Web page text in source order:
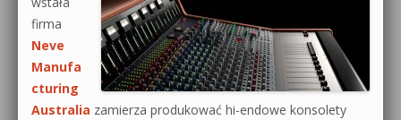
firma
Neve
Manufa
cturing
Australia zamierza produkować hi-endowe konsolety